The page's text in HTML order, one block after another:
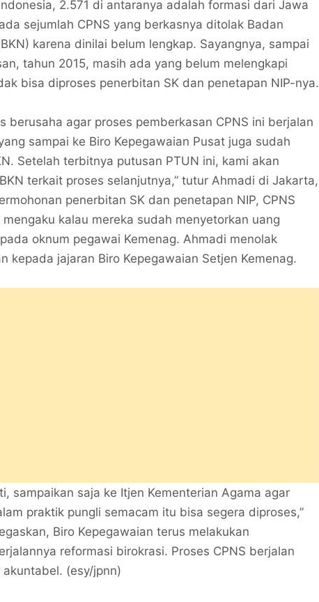
2.571 di antaranya adalah formasi dari Jawa
sejumlah CPNS yang berkasnya ditolak Badan
karena dinilai belum lengkap. Sayangnya, sampai
tahun 2015, masih ada yang belum melengkapi
bisa diproses penerbitan SK dan penetapan NIP-nya.
berusaha agar proses pemberkasan CPNS ini berjalan
sampai ke Biro Kepegawaian Pusat juga sudah
Setelah terbitnya putusan PTUN ini, kami akan
terkait proses selanjutnya,” tutur Ahmadi di Jakarta,
penerbitan SK dan penetapan NIP, CPNS
kalau mereka sudah menyetorkan uang
oknum pegawai Kemenag. Ahmadi menolak
kepada jajaran Biro Kepegawaian Setjen Kemenag.
sampaikan saja ke Itjen Kementerian Agama agar
praktik pungli semacam itu bisa segera diproses,”
Biro Kepegawaian terus melakukan
reformasi birokrasi. Proses CPNS berjalan
(esy/jpnn)